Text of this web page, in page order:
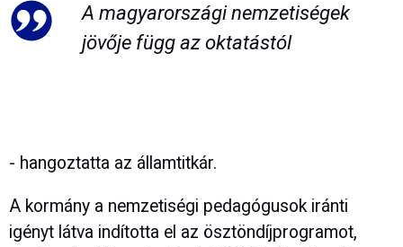
A magyarországi nemzetiségek
jövője függ az oktatástól
- hangoztatta az államtitkár.
A kormány a nemzetiségi pedagógusok iránti
igényt látva indította el az ösztöndíjprogramot,